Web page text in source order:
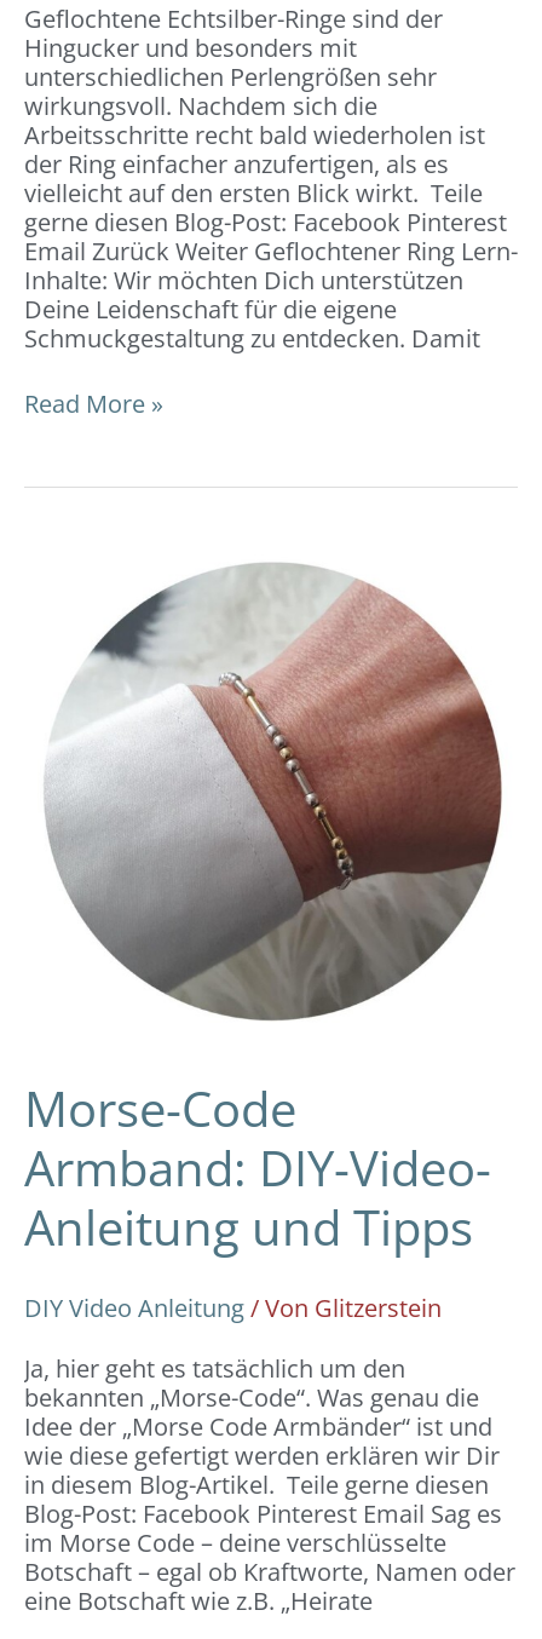
Geflochtene Echtsilber-Ringe sind der
Hingucker und besonders mit
unterschiedlichen Perlengrößen sehr
wirkungsvoll. Nachdem sich die
Arbeitsschritte recht bald wiederholen ist
der Ring einfacher anzufertigen, als es
vielleicht auf den ersten Blick wirkt. Teile
gerne diesen Blog-Post: Facebook Pinterest
Email Zurück Weiter Geflochtener Ring Lern-
Inhalte: Wir möchten Dich unterstützen
Deine Leidenschaft für die eigene
Schmuckgestaltung zu entdecken. Damit
Read More »
Morse-Code
Armband: DIY-Video-
Anleitung und Tipps
DIY Video Anleitung/ Von Glitzerstein
Ja, hier geht es tatsächlich um den
bekannten „Morse-Code“. Was genau die
Idee der „Morse Code Armbänder“ ist und
wie diese gefertigt werden erklären wir Dir
in diesem Blog-Artikel. Teile gerne diesen
Blog-Post: Facebook Pinterest Email Sag es
im Morse Code – deine verschlüsselte
Botschaft – egal ob Kraftworte, Namen oder
eine Botschaft wie z.B. „Heirate
Armband:
Video-
Anleitung
und
Tipps